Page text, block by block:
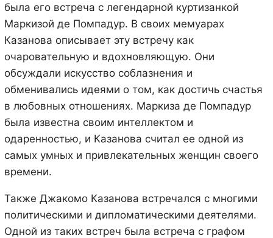
была его встреча с легендарной куртизанкой
Маркизой де Помпадур. В своих мемуарах
Казанова описывает эту встречу как
очаровательную и вдохновляющую. Они
обсуждали искусство соблазнения и
обменивались идеями о том, как достичь счастья
в любовных отношениях. Маркиза де Помпадур
была известна своим интеллектом и
одаренностью, и Казанова считал ее одной из
самых умных и привлекательных женщин своего
времени.
Также Джакомо Казанова встречался с многими
политическими и дипломатическими деятелями.
Одной из таких встреч была встреча с графом